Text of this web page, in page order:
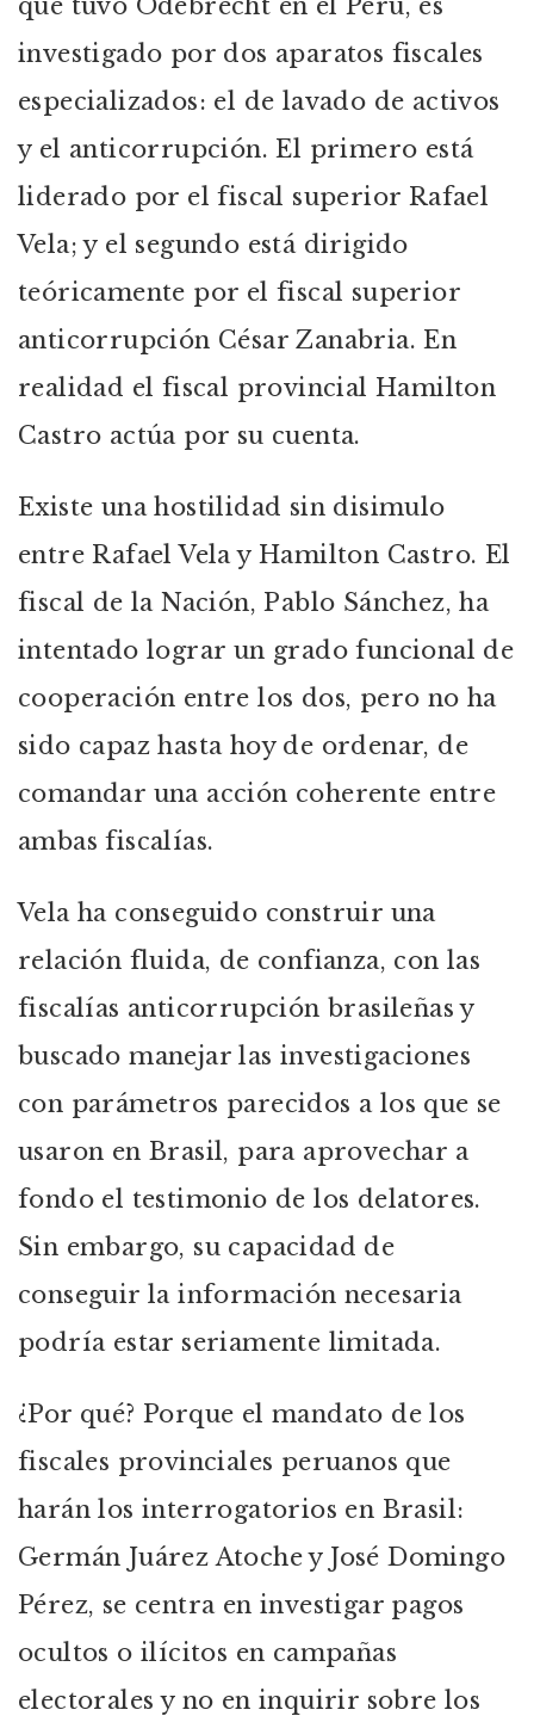
que tuvo Odebrecht en el Perú, es
investigado por dos aparatos fiscales
especializados: el de lavado de activos
y el anticorrupción. El primero está
liderado por el fiscal superior Rafael
Vela; y el segundo está dirigido
teóricamente por el fiscal superior
anticorrupción César Zanabria. En
realidad el fiscal provincial Hamilton
Castro actúa por su cuenta.
Existe una hostilidad sin disimulo
entre Rafael Vela y Hamilton Castro. El
fiscal de la Nación, Pablo Sánchez, ha
intentado lograr un grado funcional de
cooperación entre los dos, pero no ha
sido capaz hasta hoy de ordenar, de
comandar una acción coherente entre
ambas fiscalías.
Vela ha conseguido construir una
relación fluida, de confianza, con las
fiscalías anticorrupción brasileñas y
buscado manejar las investigaciones
con parámetros parecidos a los que se
usaron en Brasil, para aprovechar a
fondo el testimonio de los delatores.
Sin embargo, su capacidad de
conseguir la información necesaria
podría estar seriamente limitada.
¿Por qué? Porque el mandato de los
fiscales provinciales peruanos que
harán los interrogatorios en Brasil:
Germán Juárez Atoche y José Domingo
Pérez, se centra en investigar pagos
ocultos o ilícitos en campañas
electorales y no en inquirir sobre los